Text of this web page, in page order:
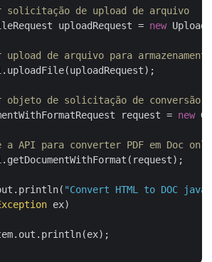
de upload de arquivo
uploadRequest =
new
de arquivo para armazenamento
de solicitação de conversão
request =
new
a API para converter PDF em Doc
"Convert HTML to DOC
ex)